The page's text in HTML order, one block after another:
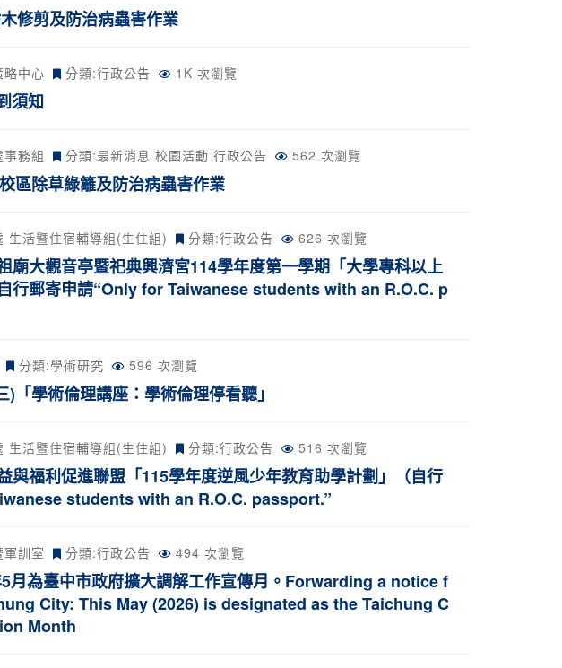
修剪及防治病蟲害作業
中心 分類:行政公告 1K 次瀏覽
須知
務組 分類:最新消息 校園活動 行政公告 562 次瀏覽
區除草綠籬及防治病蟲害作業
生活暨住宿輔導組(生住組) 分類:行政公告 626 次瀏覽
廟大觀音亭暨祀典興濟宮114學年度第一學期「大學專科以上
行郵寄申請“Only for Taiwanese students with an R.O.C. p
分類:學術研究 596 次瀏覽
「學術倫理講座：學術倫理停看聽」
生活暨住宿輔導組(生住組) 分類:行政公告 516 次瀏覽
與福利促進聯盟「115學年度逆風少年教育助學計劃」（自行
students with an R.O.C. passport.”
訓室 分類:行政公告 494 次瀏覽
月為臺中市政府擴大調解工作宣傳月。Forwarding a notice f
City: This May (2026) is designated as the Taichung C
Month